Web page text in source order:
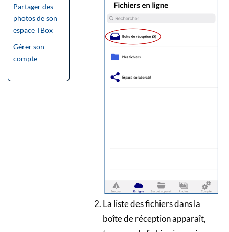
Partager des
photos de son
espace TBox
Gérer son
compte
La liste des fichiers dans la
boîte de réception apparaît,